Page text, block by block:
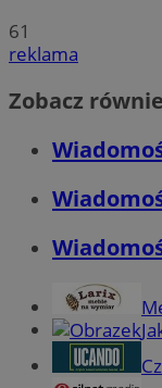
61
reklama
Zobacz